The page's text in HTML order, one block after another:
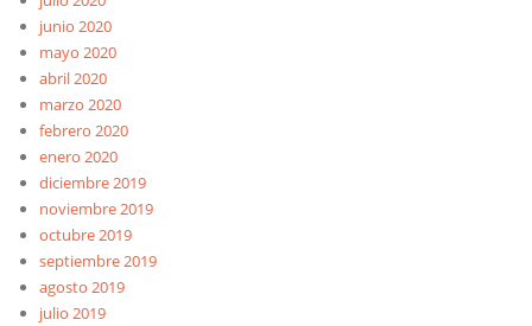
junio 2020
mayo 2020
abril 2020
marzo 2020
febrero 2020
enero 2020
diciembre 2019
noviembre 2019
octubre 2019
septiembre 2019
agosto 2019
julio 2019